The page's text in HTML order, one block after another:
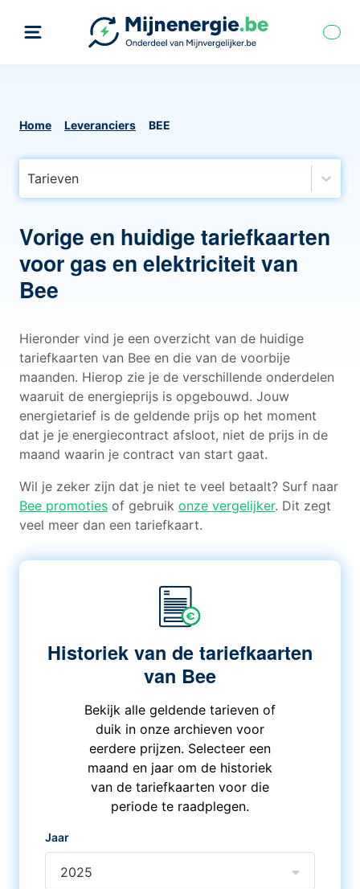
Home Leveranciers BEE
Tarieven
Vorige en huidige tariefkaarten
voor gas en elektriciteit van
Bee
Hieronder vind je een overzicht van de huidige
tariefkaarten van Bee en die van de voorbije
maanden. Hierop zie je de verschillende onderdelen
waaruit de energieprijs is opgebouwd. Jouw
energietarief is de geldende prijs op het moment
dat je je energiecontract afsloot, niet de prijs in de
maand waarin je contract van start gaat.
Wil je zeker zijn dat je niet te veel betaalt? Surf naar
Bee promoties of gebruik onze vergelijker. Dit zegt
veel meer dan een tariefkaart.
Historiek van de tariefkaarten
van Bee
Bekijk alle geldende tarieven of
duik in onze archieven voor
eerdere prijzen. Selecteer een
maand en jaar om de historiek
van de tariefkaarten voor die
periode te raadplegen.
Jaar
2025